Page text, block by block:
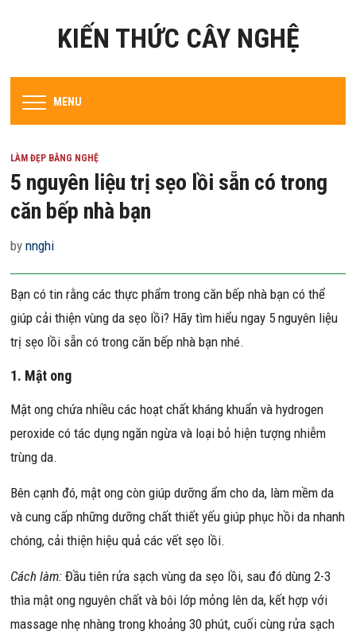
KIẾN THỨC CÂY NGHỆ
MENU
LÀM ĐẸP BẰNG NGHỆ
5 nguyên liệu trị sẹo lồi sẵn có trong
căn bếp nhà bạn
bynnghi
Bạn có tin rằng các thực phẩm trong căn bếp nhà bạn có thể
giúp cải thiện vùng da sẹo lồi? Hãy tìm hiểu ngay 5 nguyên liệu
trị sẹo lồi sẵn có trong căn bếp nhà bạn nhé.
1. Mật ong
Mật ong chứa nhiều các hoạt chất kháng khuẩn và hydrogen
peroxide có tác dụng ngăn ngừa và loại bỏ hiện tượng nhiễm
trùng da.
Bên cạnh đó, mật ong còn giúp dưỡng ẩm cho da, làm mềm da
và cung cấp những dưỡng chất thiết yếu giúp phục hồi da nhanh
chóng, cải thiện hiệu quả các vết sẹo lồi.
Cách làm: Đầu tiên rửa sạch vùng da sẹo lồi, sau đó dùng 2-3
thìa mật ong nguyên chất và bôi lớp mỏng lên da, kết hợp với
massage nhẹ nhàng trong khoảng 30 phút, cuối cùng rửa sạch